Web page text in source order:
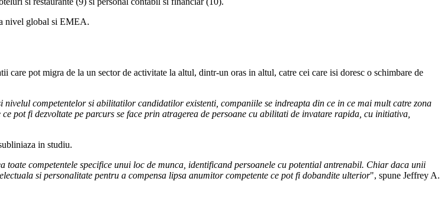
nivel global si EMEA.
pot migra de la un sector de activitate la altul, dintr-un oras in altul, catre cei care isi doresc o schimbare de
competentelor si abilitatilor candidatilor existenti, companiile se indreapta din ce in ce mai mult catre zona
pot fi dezvoltate pe parcurs se face prin atragerea de persoane cu abilitati de invatare rapida, cu initiativa,
in studiu.
competentele specifice unui loc de munca, identificand persoanele cu potential antrenabil. Chiar daca unii
si personalitate pentru a compensa lipsa anumitor competente ce pot fi dobandite ulterior", spune Jeffrey A.